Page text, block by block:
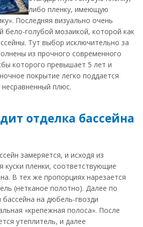
либо пленку, имеющую
Последняя визуально очень
бело-голубой мозаикой, которой как
Тут выбор исключительно за
из прочного современного
которого превышает 5 лет и
покрытие легко поддается
плюс.
отделка бассейна
замеряется, и исходя из
куски пленки, соответствующие
В тех же пропорциях нарезается
(нетканое полотно). Далее по
на дюбель-гвозди
«крепежная полоса». После
утеплитель, и далее